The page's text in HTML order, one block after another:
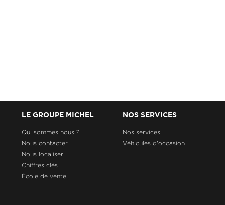
LE GROUPE MICHEL
Qui sommes nous ?
Nous contacter
Nous localiser
Chiffres clés
École de vente
NOS SERVICES
Nos services
Véhicules d'occasion